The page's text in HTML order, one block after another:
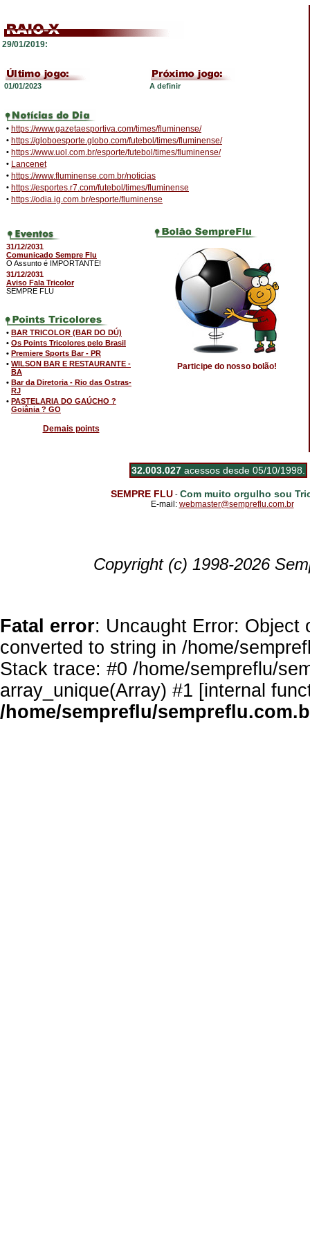
29/01/2019:
01/01/2023 A definir
• https://www.gazetaesportiva.com/times/fluminense/
• https://globoesporte.globo.com/futebol/times/fluminense/
• https://www.uol.com.br/esporte/futebol/times/fluminense/
• Lancenet
• https://www.fluminense.com.br/noticias
• https://esportes.r7.com/futebol/times/fluminense
• https://odia.ig.com.br/esporte/fluminense
31/12/2031
Comunicado Sempre Flu
O Assunto é IMPORTANTE!
31/12/2031
Aviso Fala Tricolor
SEMPRE FLU
• BAR TRICOLOR (BAR DO DÚ)
• Os Points Tricolores pelo Brasil
• Premiere Sports Bar - PR
• WILSON BAR E RESTAURANTE -
BA
• Bar da Diretoria - Rio das Ostras-
RJ
• PASTELARIA DO GAÚCHO ?
Goiânia ? GO
Demais points
Participe do nosso bolão!
32.003.027 acessos desde 05/10/1998.
SEMPRE FLU- Com muito orgulho sou
E-mail: webmaster@sempreflu.com.br
Copyright (c) 1998-2026
Fatal error: Uncaught Error: Object
converted to string in /home/
Stack trace: #0 /home/sempreflu/
array_unique(Array) #1 [internal
/home/sempreflu/